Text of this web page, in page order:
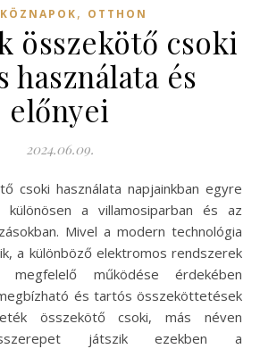
, OTTHON
összekötő csoki
használata és
előnyei
2024.06.09.
különösen a villamosiparban és az
Mivel a modern technológia
a különböző elektromos rendszerek
megfelelő működése érdekében
és tartós összeköttetések
összekötő csoki, más néven
játszik ezekben a